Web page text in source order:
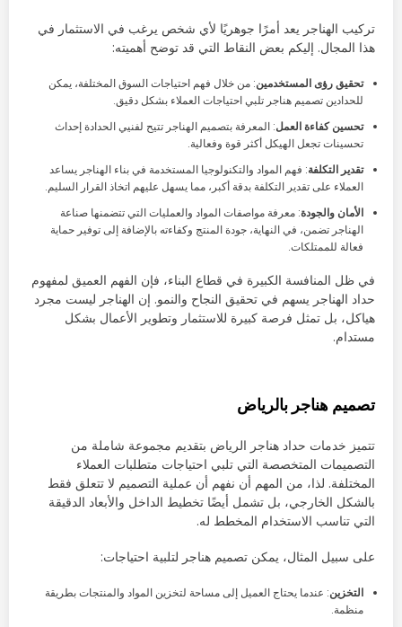
تركيب الهناجر يعد أمرًا جوهريًا لأي شخص يرغب في الاستثمار في
هذا المجال. إليكم بعض النقاط التي قد توضح أهميته:
تحقيق رؤى المستخدمين: من خلال فهم احتياجات السوق المختلفة، يمكن
للحدادين تصميم هناجر تلبي احتياجات العملاء بشكل دقيق.
تحسين كفاءة العمل: المعرفة بتصميم الهناجر تتيح لفنيي الحدادة إحداث
تحسينات تجعل الهيكل أكثر قوة وفعالية.
تقدير التكلفة: فهم المواد والتكنولوجيا المستخدمة في بناء الهناجر يساعد
العملاء على تقدير التكلفة بدقة أكبر، مما يسهل عليهم اتخاذ القرار السليم.
الأمان والجودة: معرفة مواصفات المواد والعمليات التي تتضمنها صناعة
الهناجر تضمن، في النهاية، جودة المنتج وكفاءته بالإضافة إلى توفير حماية
فعالة للممتلكات.
في ظل المنافسة الكبيرة في قطاع البناء، فإن الفهم العميق لمفهوم
حداد الهناجر يسهم في تحقيق النجاح والنمو. إن الهناجر ليست مجرد
هياكل، بل تمثل فرصة كبيرة للاستثمار وتطوير الأعمال بشكل
مستدام.
تصميم هناجر بالرياض
تتميز خدمات حداد هناجر الرياض بتقديم مجموعة شاملة من
التصميمات المتخصصة التي تلبي احتياجات متطلبات العملاء
المختلفة. لذا، من المهم أن نفهم أن عملية التصميم لا تتعلق فقط
بالشكل الخارجي، بل تشمل أيضًا تخطيط الداخل والأبعاد الدقيقة
التي تناسب الاستخدام المخطط له.
على سبيل المثال، يمكن تصميم هناجر لتلبية احتياجات:
التخزين: عندما يحتاج العميل إلى مساحة لتخزين المواد والمنتجات بطريقة
منظمة.